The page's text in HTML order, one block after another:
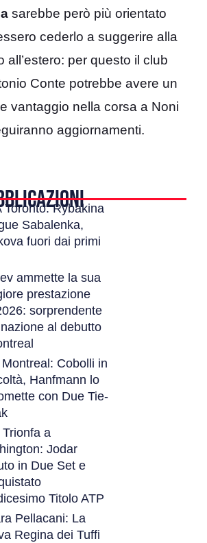
sarebbe però più orientato
cederlo a suggerire alla
all’estero: per questo il club
Conte potrebbe avere un
vantaggio nella corsa a Noni
aggiornamenti.
Toronto: Rybakina
Sabalenka,
fuori dai primi
ammette la sua
prestazione
sorprendente
al debutto
Cobolli in
Hanfmann lo
con Due Tie-
Trionfa a
Jodar
in Due Set e
Titolo ATP
Pellacani: La
Regina dei Tuffi